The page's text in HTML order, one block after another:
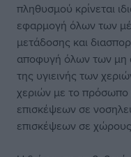
πληθυσμού κρίνεται
εφαρμογή όλων των
μετάδοσης και
αποφυγή όλων των μη
της υγιεινής των
χεριών με το
επισκέψεων σε
επισκέψεων σε